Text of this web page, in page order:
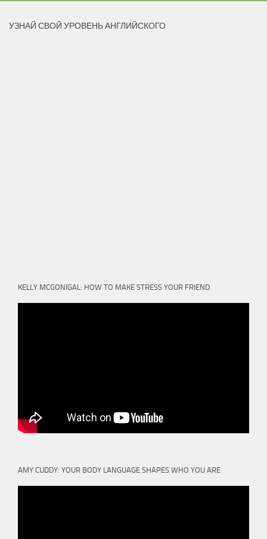
УЗНАЙ СВОЙ УРОВЕНЬ АНГЛИЙСКОГО
KELLY MCGONIGAL: HOW TO MAKE STRESS YOUR FRIEND
AMY CUDDY: YOUR BODY LANGUAGE SHAPES WHO YOU ARE